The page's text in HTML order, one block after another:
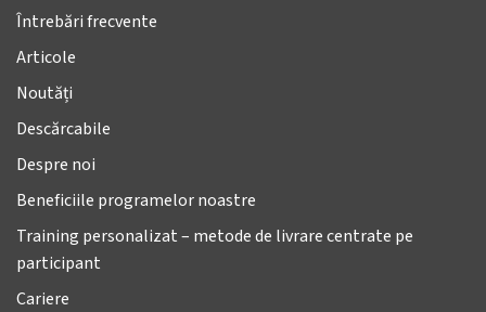
Întrebări frecvente
Articole
Noutăți
Descărcabile
Despre noi
Beneficiile programelor noastre
Training personalizat – metode de livrare centrate pe
participant
Cariere